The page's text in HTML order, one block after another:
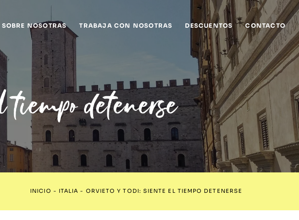
SOBRE NOSOTRAS TRABAJA CON NOSOTRAS DESCUENTOS CONTACTO
detenerse
INICIO - ITALIA - ORVIETO Y TODI: SIENTE EL TIEMPO DETENERSE